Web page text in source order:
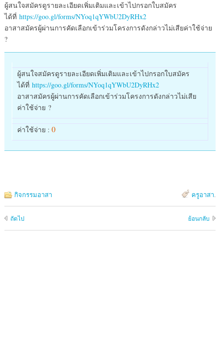
ผู้สนใจสมัครดูรายละเอียดเพิ่มเติมและเข้าไปกรอกใบสมัคร
ได้ที่ https://goo.gl/forms/NYoq1qYWbU2DyRHx2
อาสาสมัครผู้ผ่านการคัดเลือกเข้าร่วมโครงการดังกล่าวไม่เสียค่าใช้จ่าย
?
ผู้สนใจสมัครดูรายละเอียดเพิ่มเติมและเข้าไปกรอกใบสมัคร
ได้ที่ https://goo.gl/forms/NYoq1qYWbU2DyRHx2
อาสาสมัครผู้ผ่านการคัดเลือกเข้าร่วมโครงการดังกล่าวไม่เสีย
ค่าใช้จ่าย ?
ค่าใช้จ่าย : 0
กิจกรรมอาสา ครูอาสา.
ถัดไป ย้อนกลับ